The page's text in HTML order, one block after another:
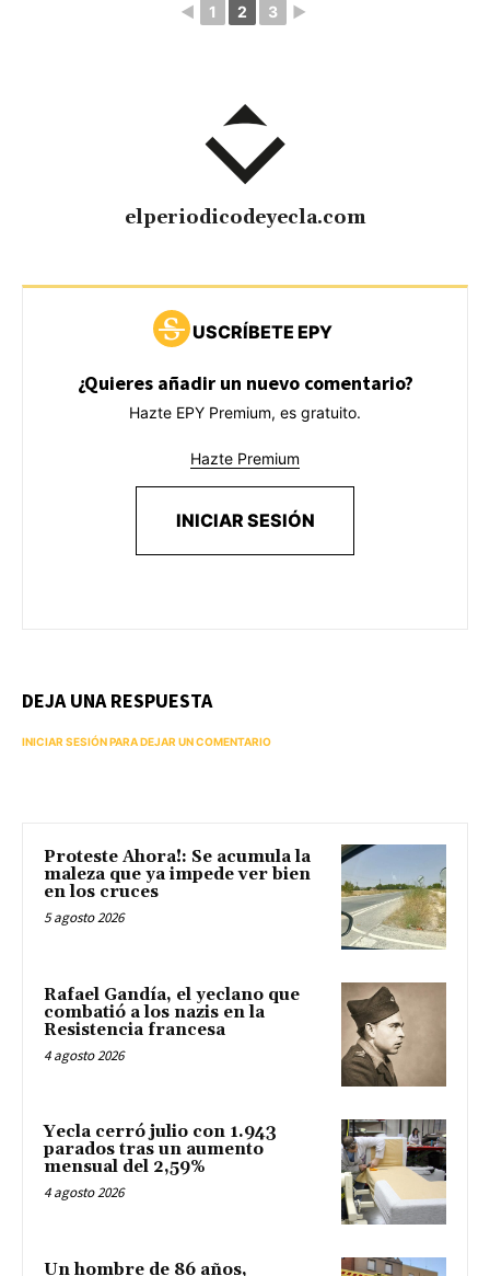
◄ 1 2 3 ►
elperiodicodeyecla.com
USCRÍBETE EPY
¿Quieres añadir un nuevo comentario?
Hazte EPY Premium, es gratuito.
Hazte Premium
INICIAR SESIÓN
DEJA UNA RESPUESTA
INICIAR SESIÓN PARA DEJAR UN COMENTARIO
Proteste Ahora!: Se acumula la
maleza que ya impede ver bien
en los cruces
5 agosto 2026
Rafael Gandía, el yeclano que
combatió a los nazis en la
Resistencia francesa
4 agosto 2026
Yecla cerró julio con 1.943
parados tras un aumento
mensual del 2,59%
4 agosto 2026
Un hombre de 86 años,